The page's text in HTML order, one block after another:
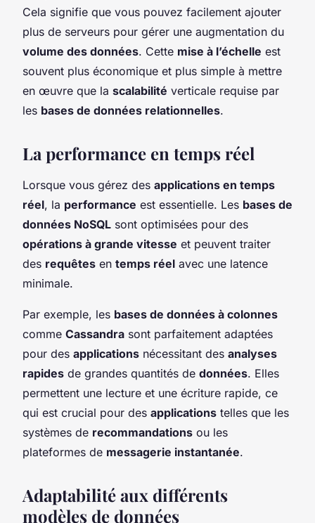
Cela signifie que vous pouvez facilement ajouter
plus de serveurs pour gérer une augmentation du
volume des données. Cette mise à l’échelle est
souvent plus économique et plus simple à mettre
en œuvre que la scalabilité verticale requise par
les bases de données relationnelles.
La performance en temps réel
Lorsque vous gérez des applications en temps
réel, la performance est essentielle. Les bases de
données NoSQL sont optimisées pour des
opérations à grande vitesse et peuvent traiter
des requêtes en temps réel avec une latence
minimale.
Par exemple, les bases de données à colonnes
comme Cassandra sont parfaitement adaptées
pour des applications nécessitant des analyses
rapides de grandes quantités de données. Elles
permettent une lecture et une écriture rapide, ce
qui est crucial pour des applications telles que les
systèmes de recommandations ou les
plateformes de messagerie instantanée.
Adaptabilité aux différents
modèles de données